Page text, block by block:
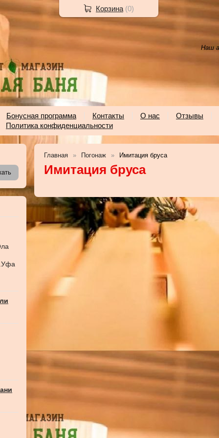
Наш
Бонусная программа Контакты О нас
Отзывы
Политика конфиденциальности
Главная Погонаж Имитация бруса
Имитация бруса
Корзина (0)